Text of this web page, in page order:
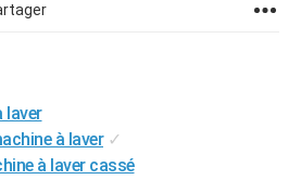
laver
à laver ✓
à laver cassé